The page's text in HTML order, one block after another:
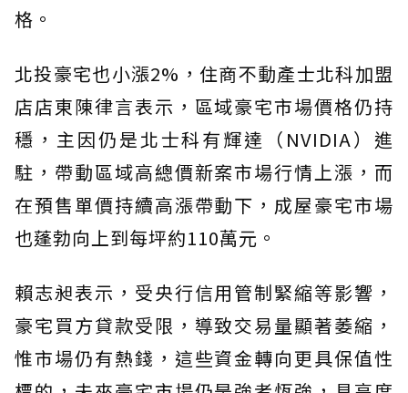
格。
北投豪宅也小漲2%，住商不動產士北科加盟
店店東陳律言表示，區域豪宅市場價格仍持
穩，主因仍是北士科有輝達（NVIDIA）進
駐，帶動區域高總價新案市場行情上漲，而
在預售單價持續高漲帶動下，成屋豪宅市場
也蓬勃向上到每坪約110萬元。
賴志昶表示，受央行信用管制緊縮等影響，
豪宅買方貸款受限，導致交易量顯著萎縮，
惟市場仍有熱錢，這些資金轉向更具保值性